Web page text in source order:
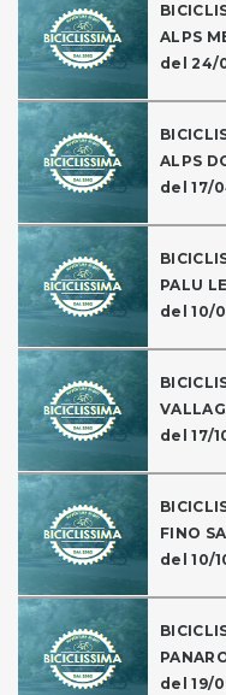
ALPS
del 24/
ALPS
del 17/
PALU
del 10/
del 17/
FINO
del 10/
del 19/